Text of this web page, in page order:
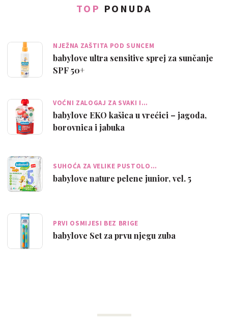
TOP PONUDA
NJEŽNA ZAŠTITA POD SUNCEM
babylove ultra sensitive sprej za sunčanje
SPF 50+
VOĆNI ZALOGAJ ZA SVAKI I…
babylove EKO kašica u vrećici – jagoda,
borovnica i jabuka
SUHOĆA ZA VELIKE PUSTOLO…
babylove nature pelene junior, vel. 5
PRVI OSMIJESI BEZ BRIGE
babylove Set za prvu njegu zuba